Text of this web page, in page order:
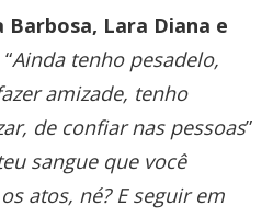
Barbosa, Lara Diana e
Ainda tenho pesadelo,
amizade, tenho
de confiar nas pessoas”
sangue que você
atos, né? E seguir em